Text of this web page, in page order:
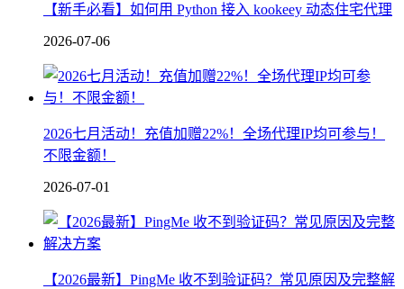
【新手必看】如何用 Python 接入 kookeey 动态住宅代理
2026-07-06
2026七月活动！充值加赠22%！全场代理IP均可参与！
不限金额！
2026-07-01
【2026最新】PingMe 收不到验证码？常见原因及完整解